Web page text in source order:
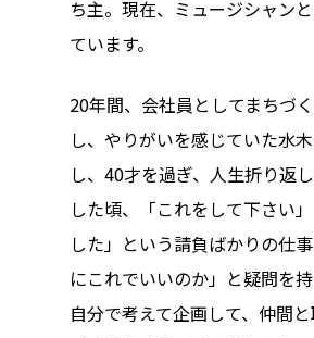
ち主。現在、ミュージシャン
ています。
20年間、会社員としてまちづ
し、やりがいを感じていた水
し、40才を過ぎ、人生折り返
した頃、「これをして下さい
した」という請負ばかりの仕
にこれでいいのか」と疑問を持
自分で考えて企画して、仲間